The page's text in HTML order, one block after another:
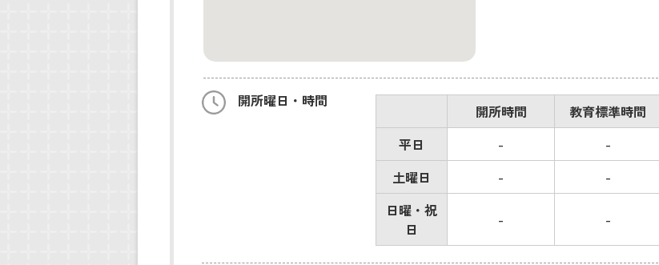
開所曜日・時間
開所時間 教育標準時間
平日
- -
土曜日
- -
日曜・祝
日
- -